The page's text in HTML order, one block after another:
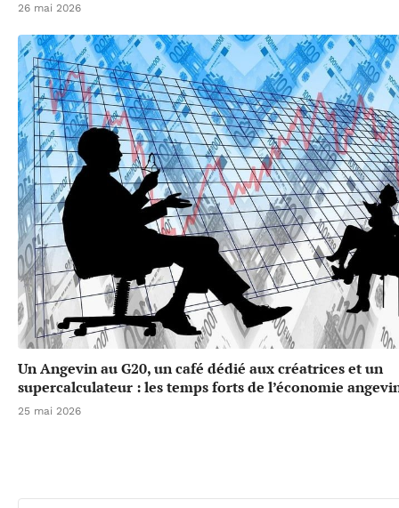
26 mai 2026
Un Angevin au G20, un café dédié aux créatrices et un
supercalculateur : les temps forts de l’économie
25 mai 2026